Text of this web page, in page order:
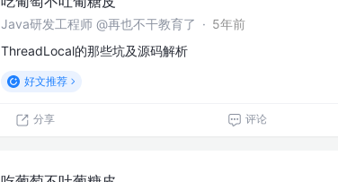
Java研发工程师 @再也不干教育了 · 5年前
ThreadLocal的那些坑及源码解析
好文推荐
分享 评论